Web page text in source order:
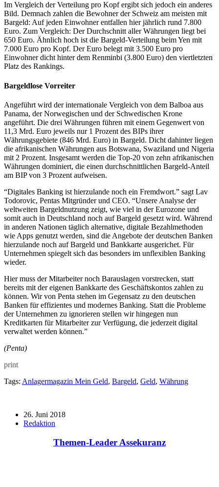
Im Vergleich der Verteilung pro Kopf ergibt sich jedoch ein anderes
Bild. Demnach zahlen die Bewohner der Schweiz am meisten mit
Bargeld: Auf jeden Einwohner entfallen hier jährlich rund 7.800
Euro. Zum Vergleich: Der Durchschnitt aller Währungen liegt bei
650 Euro. Ähnlich hoch ist die Bargeld-Verteilung beim Yen mit
7.000 Euro pro Kopf. Der Euro belegt mit 3.500 Euro pro
Einwohner dicht hinter dem Renminbi (3.800 Euro) den viertletzten
Platz des Rankings.
Bargeldlose Vorreiter
Angeführt wird der internationale Vergleich von dem Balboa aus
Panama, der Norwegischen und der Schwedischen Krone
angeführt. Die drei Währungen führen mit einem Gegenwert von
11,3 Mrd. Euro jeweils nur 1 Prozent des BIPs ihrer
Währungsgebiete (846 Mrd. Euro) in Bargeld. Dicht dahinter liegen
die afrikanischen Währungen aus Botswana, Swaziland und Nigeria
mit 2 Prozent. Insgesamt werden die Top-20 von zehn afrikanischen
Währungen dominiert, die einen durchschnittlichen Bargeld-Anteil
am BIP von 3 Prozent aufweisen.
“Digitales Banking ist hierzulande noch ein Fremdwort.” sagt Lav
Todorovic, Pentas Mitgründer und CEO. “Unsere Analyse der
weltweiten Bargeldnutzung zeigt, wie viel in der Eurozone und
somit auch in Deutschland noch auf Bargeld gesetzt wird. Während
in anderen Nationen täglich alternative, digitale Bezahlmethoden
wie Apps genutzt werden, sind die Angebote der deutschen Banken
hierzulande noch auf Bargeld und Bankkarte ausgerichet. Für
Unternehmen spiegelt sich das besonders im unflexiblen Banking
wieder.
Hier muss der Mitarbeiter noch Barauslagen vorstrecken, statt
bereits mit der eigenen Bankkarte des Geschäftskontos zahlen zu
können. Wir von Penta stehen im Gegensatz zu den deutschen
Banken für effizientes und modernes Banking. Statt die Probleme
der Unternehmen zu ignorieren stellen wir hingegen nun
Kreditkarten für Mitarbeiter zur Verfügung, die jederzeit digital
verwaltet werden können.”
(Penta)
print
Tags: Anlagermagazin Mein Geld, Bargeld, Geld, Währung
26. Juni 2018
Redaktion
Themen-Leader Assekuranz